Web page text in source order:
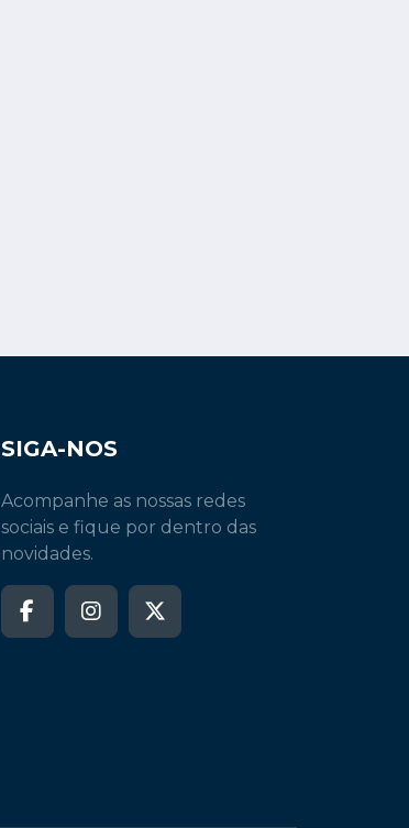
SIGA-NOS
Acompanhe as nossas redes
sociais e fique por dentro das
novidades.